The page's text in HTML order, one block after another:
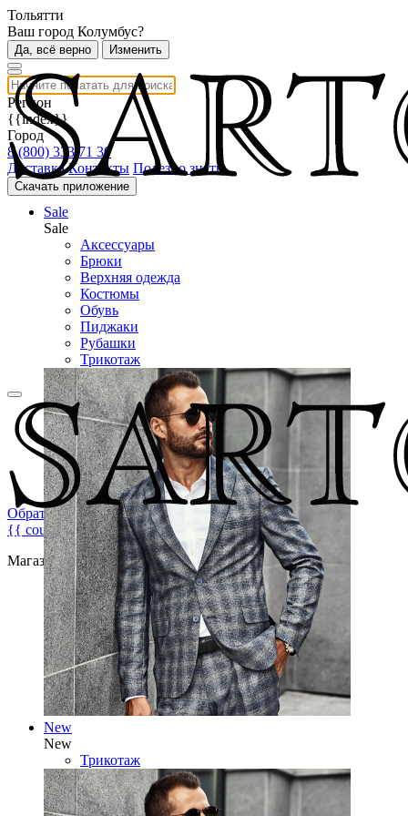
Тольятти
Ваш город Колумбус?
Да, всё верно Изменить
Регион
{{index}}
Город
8 (800) 333 71 30
Доставка Контакты Полезно знать
Скачать приложение
Обратная связь
{{ count }}
Магазин брендовой мужской одежды
Sale
Sale
Аксессуары
Брюки
Верхняя одежда
Костюмы
Обувь
Пиджаки
Рубашки
Трикотаж
New
New
Трикотаж